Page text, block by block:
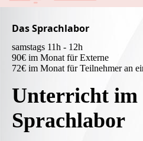
Das Sprachlabor
samstags 11h - 12h
90€ im Monat für Externe
72€ im Monat für Teilnehmer an
Unterricht im
Sprachlabor